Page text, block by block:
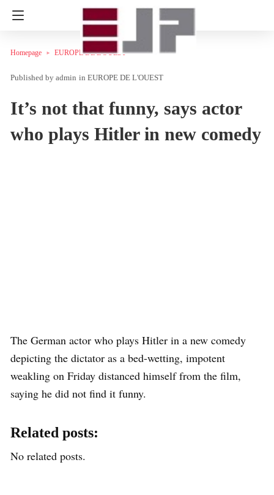
Homepage EUROPE DE L'OUEST
admin in EUROPE DE L'OUEST
It’s not that funny, says actor
who plays Hitler in new comedy
The German actor who plays Hitler in a new comedy
depicting the dictator as a bed-wetting, impotent
weakling on Friday distanced himself from the film,
saying he did not find it funny.
Related posts:
No related posts.